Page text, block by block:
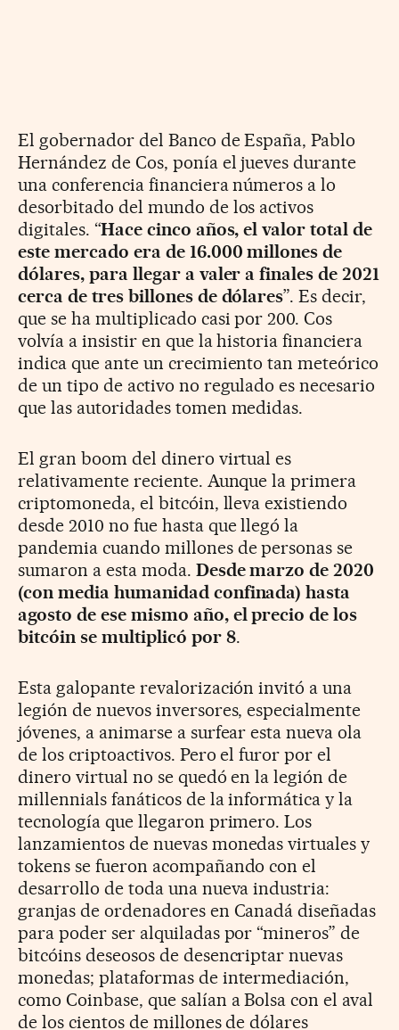
El gobernador del Banco de España, Pablo
Hernández de Cos, ponía el jueves durante
una conferencia financiera números a lo
desorbitado del mundo de los activos
digitales. “Hace cinco años, el valor total de
este mercado era de 16.000 millones de
dólares, para llegar a valer a finales de 2021
cerca de tres billones de dólares”. Es decir,
que se ha multiplicado casi por 200. Cos
volvía a insistir en que la historia financiera
indica que ante un crecimiento tan meteórico
de un tipo de activo no regulado es necesario
que las autoridades tomen medidas.
El gran boom del dinero virtual es
relativamente reciente. Aunque la primera
criptomoneda, el bitcóin, lleva existiendo
desde 2010 no fue hasta que llegó la
pandemia cuando millones de personas se
sumaron a esta moda. Desde marzo de 2020
(con media humanidad confinada) hasta
agosto de ese mismo año, el precio de los
bitcóin se multiplicó por 8.
Esta galopante revalorización invitó a una
legión de nuevos inversores, especialmente
jóvenes, a animarse a surfear esta nueva ola
de los criptoactivos. Pero el furor por el
dinero virtual no se quedó en la legión de
millennials fanáticos de la informática y la
tecnología que llegaron primero. Los
lanzamientos de nuevas monedas virtuales y
tokens se fueron acompañando con el
desarrollo de toda una nueva industria:
granjas de ordenadores en Canadá diseñadas
para poder ser alquiladas por “mineros” de
bitcóins deseosos de desencriptar nuevas
monedas; plataformas de intermediación,
como Coinbase, que salían a Bolsa con el aval
de los cientos de millones de dólares